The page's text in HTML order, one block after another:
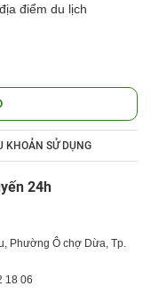
điểm du lịch
KHOẢN SỬ DỤNG
24h
Phường Ô chợ Dừa, Tp.
18 06